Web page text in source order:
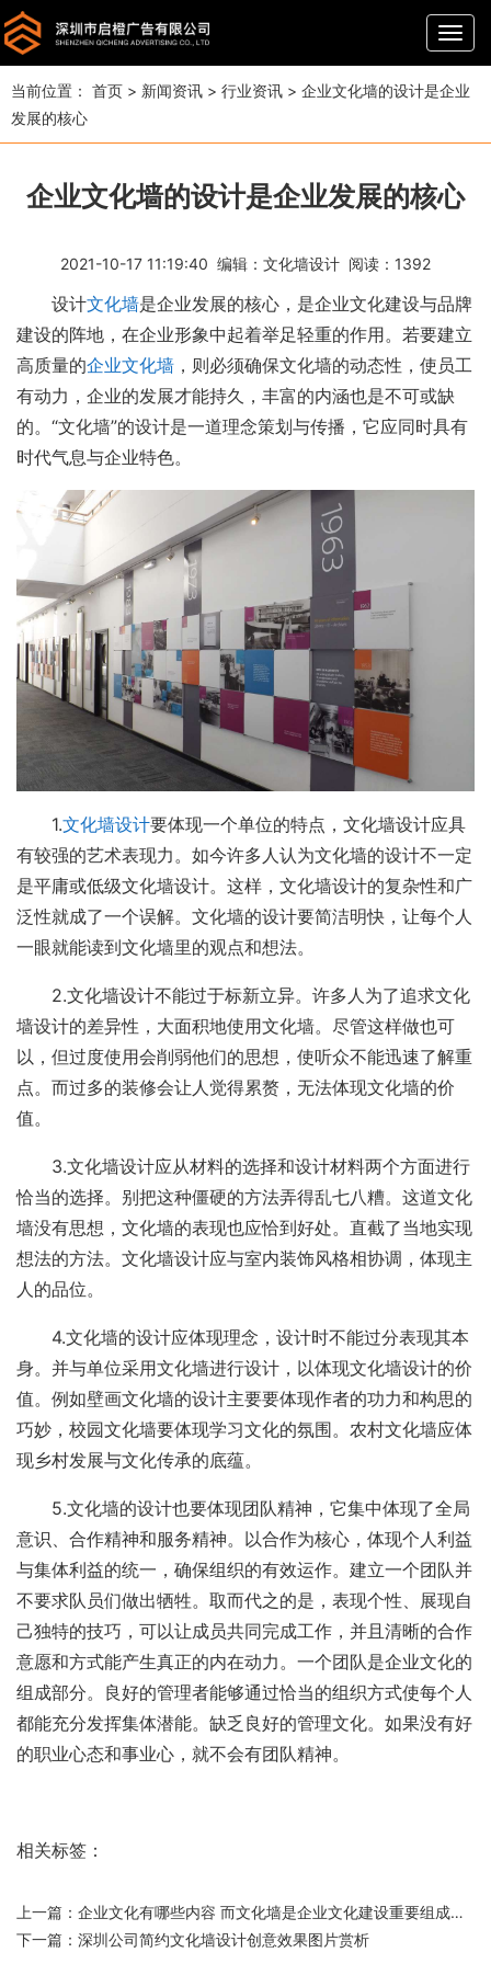
导
航
当前位置： 首页 > 新闻资讯 > 行业资讯 > 企业文化墙的设计是企业
发展的核心
企业文化墙的设计是企业发展的核心
2021-10-17 11:19:40 编辑： 文化墙设计 阅读： 1392
设计文化墙是企业发展的核心，是企业文化建设与品牌
建设的阵地，在企业形象中起着举足轻重的作用。若要建立
高质量的企业文化墙 ，则必须确保文化墙的动态性，使员工
有动力，企业的发展才能持久，丰富的内涵也是不可或缺
的。“文化墙”的设计是一道理念策划与传播，它应同时具有
时代气息与企业特色。
1.文化墙设计要体现一个单位的特点，文化墙设计应具
有较强的艺术表现力。如今许多人认为文化墙的设计不一定
是平庸或低级文化墙设计。这样，文化墙设计的复杂性和广
泛性就成了一个误解。文化墙的设计要简洁明快，让每个人
一眼就能读到文化墙里的观点和想法。
2.文化墙设计不能过于标新立异。许多人为了追求文化
墙设计的差异性，大面积地使用文化墙。尽管这样做也可
以，但过度使用会削弱他们的思想，使听众不能迅速了解重
点。而过多的装修会让人觉得累赘，无法体现文化墙的价
值。
3.文化墙设计应从材料的选择和设计材料两个方面进行
恰当的选择。别把这种僵硬的方法弄得乱七八糟。这道文化
墙没有思想，文化墙的表现也应恰到好处。直截了当地实现
想法的方法。文化墙设计应与室内装饰风格相协调，体现主
人的品位。
4.文化墙的设计应体现理念，设计时不能过分表现其本
身。并与单位采用文化墙进行设计，以体现文化墙设计的价
值。例如壁画文化墙的设计主要要体现作者的功力和构思的
巧妙，校园文化墙要体现学习文化的氛围。农村文化墙应体
现乡村发展与文化传承的底蕴。
5.文化墙的设计也要体现团队精神，它集中体现了全局
意识、合作精神和服务精神。以合作为核心，体现个人利益
与集体利益的统一，确保组织的有效运作。建立一个团队并
不要求队员们做出牺牲。取而代之的是，表现个性、展现自
己独特的技巧，可以让成员共同完成工作，并且清晰的合作
意愿和方式能产生真正的内在动力。一个团队是企业文化的
组成部分。良好的管理者能够通过恰当的组织方式使每个人
都能充分发挥集体潜能。缺乏良好的管理文化。如果没有好
的职业心态和事业心，就不会有团队精神。
相关标签：
上一篇： 企业文化有哪些内容 而文化墙是企业文化建设重要组成部分
下一篇： 深圳公司简约文化墙设计创意效果图片赏析